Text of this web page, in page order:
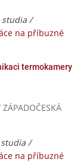
studia /
na příbuzné
termokamery
/
na příbuzné